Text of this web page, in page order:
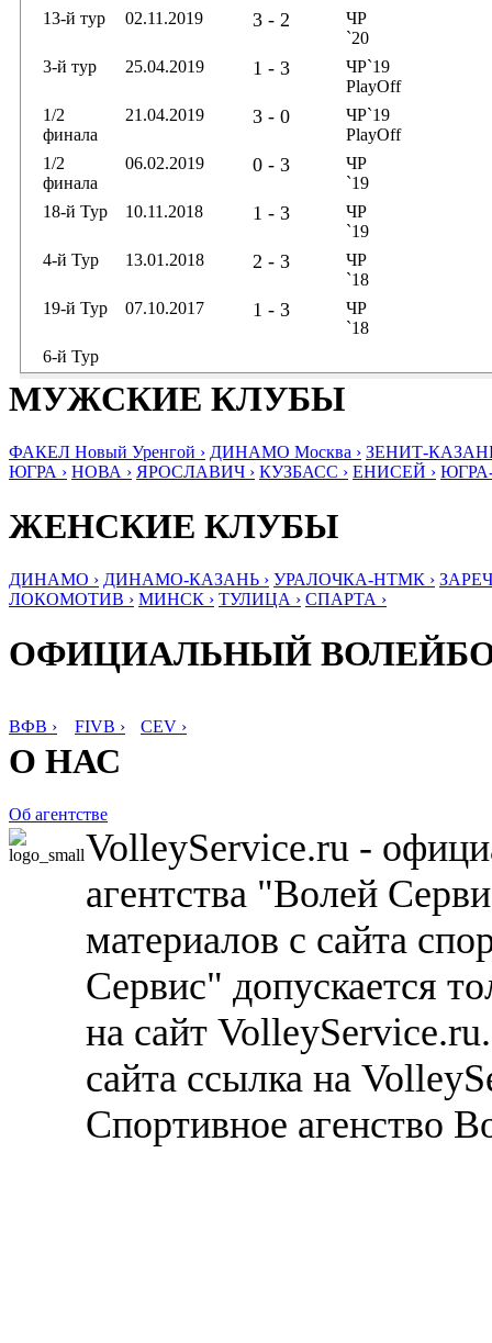
13-й тур
02.11.2019 3 - 2
ЧР
`20
3-й тур
25.04.2019 1 - 3
ЧР`19
PlayOff
1/2
финала
21.04.2019 3 - 0
ЧР`19
PlayOff
1/2
финала
06.02.2019 0 - 3
ЧР
`19
18-й Тур
10.11.2018 1 - 3
ЧР
`19
4-й Тур
13.01.2018 2 - 3
ЧР
`18
19-й Тур
07.10.2017 1 - 3
ЧР
`18
6-й Тур
МУЖСКИЕ КЛУБЫ
ФАКЕЛ Новый Уренгой › ДИНАМО Москва › ЗЕНИТ-
ЮГРА › НОВА › ЯРОСЛАВИЧ › КУЗБАСС › ЕНИСЕЙ ›
ЖЕНСКИЕ КЛУБЫ
ДИНАМО › ДИНАМО-КАЗАНЬ › УРАЛОЧКА-НТМК ›
ЛОКОМОТИВ › МИНСК › ТУЛИЦА › СПАРТА ›
ОФИЦИАЛЬНЫЙ
ВФВ › FIVB › CEV ›
О НАС
Об агентстве
VolleyService.ru -
агентства "Волей
материалов с сайта
Сервис" допускается
на сайт
сайта ссылка на
Спортивное агенство